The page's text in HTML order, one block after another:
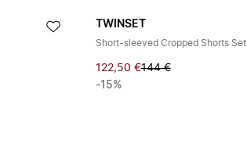
TWINSET
Short-sleeved Cropped Shorts Set
122,50 €144 €
-15%